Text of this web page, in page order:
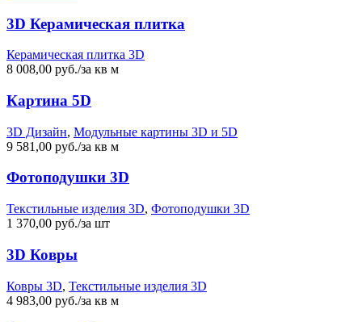
3D Керамическая плитка
Керамическая плитка 3D
8 008,00 руб./за кв м
Картина 5D
3D Дизайн, Модульные картины 3D и 5D
9 581,00 руб./за кв м
Фотоподушки 3D
Текстильные изделия 3D, Фотоподушки 3D
1 370,00 руб./за шт
3D Ковры
Ковры 3D, Текстильные изделия 3D
4 983,00 руб./за кв м